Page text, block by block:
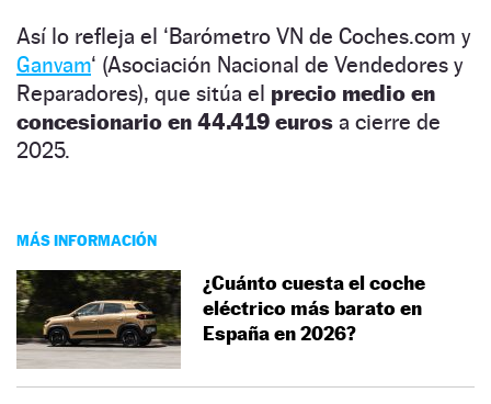
Así lo refleja el ‘Barómetro VN de Coches.com y
Ganvam‘ (Asociación Nacional de Vendedores y
Reparadores), que sitúa el precio medio en
concesionario en 44.419 euros a cierre de
2025.
MÁS INFORMACIÓN
¿Cuánto cuesta el coche
eléctrico más barato en
España en 2026?